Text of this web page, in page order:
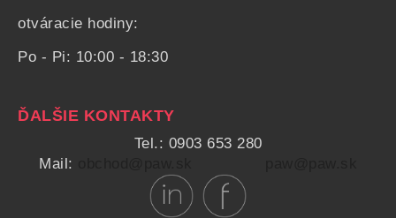
otváracie hodiny:
Po - Pi: 10:00 - 18:30
ĎALŠIE KONTAKTY
Tel.: 0903 653 280
Mail: